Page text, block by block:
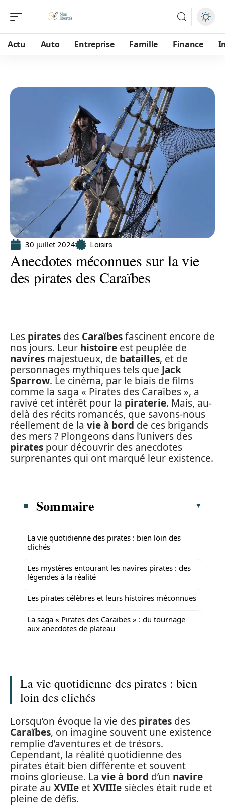
Actu Auto Entreprise Famille Finance
30 juillet 2024 Loisirs
Anecdotes méconnues sur la vie
des pirates des Caraïbes
Les pirates des Caraïbesfascinent encore de
nos jours. Leur histoire est peuplée de
navires majestueux, de batailles, et de
personnages mythiques tels que Jack
Sparrow. Le cinéma, par le biais de films
comme la saga « Pirates des Caraïbes », a
ravivé cet intérêt pour la piraterie. Mais, au-
delà des récits romancés, que savons-nous
réellement de la vie à bord de ces brigands
des mers ? Plongeons dans l’univers des
pirates pour découvrir des anecdotes
surprenantes qui ont marqué leur existence.
Sommaire
La vie quotidienne des pirates : bien loin des
clichés
Les mystères entourant les navires pirates : des
légendes à la réalité
Les pirates célèbres et leurs histoires méconnues
La saga « Pirates des Caraïbes » : du tournage
aux anecdotes de plateau
La vie quotidienne des pirates : bien
loin des clichés
Lorsqu’on évoque la vie des pirates des
Caraïbes, on imagine souvent une existence
remplie d’aventures et de trésors.
Cependant, la réalité quotidienne des
pirates était bien différente et souvent
moins glorieuse. La vie à bord d’un navire
pirate au XVIIe etXVIIIe siècles était rude et
pleine de défis.